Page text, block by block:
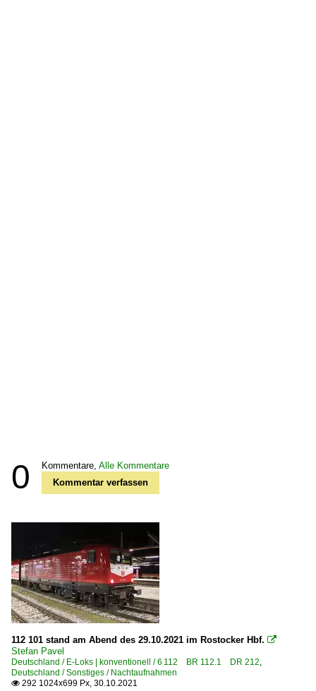
0 Kommentare, Alle Kommentare
Kommentar verfassen
112 101 stand am Abend des 29.10.2021 im Rostocker Hbf. 
Stefan Pavel
Deutschland / E-Loks | konventionell / 6 112 BR 112.1 DR 212,
Deutschland / Sonstiges / Nachtaufnahmen
 292 1024x699 Px, 30.10.2021